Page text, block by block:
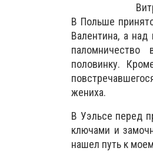
В Польше
Валентина, а
половинку.
жениха.
В Уэльсе перед
ключами и
нашел путь к